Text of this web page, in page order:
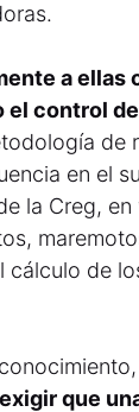
a
control
de
en el
la Creg,
cálculo de
que